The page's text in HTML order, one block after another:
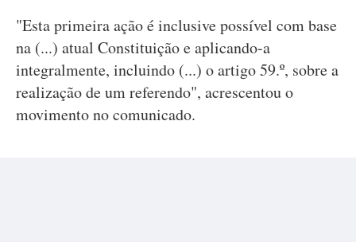
"Esta primeira ação é inclusive possível com base
na (...) atual Constituição e aplicando-a
integralmente, incluindo (...) o artigo 59.º, sobre a
realização de um referendo", acrescentou o
movimento no comunicado.